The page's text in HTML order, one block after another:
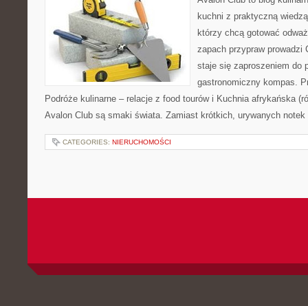
kuchni z praktyczną
którzy chcą gotować
zapach przypraw prowadzi
staje się zaproszeniem do
gastronomiczny kompas.
Podróże kulinarne – relacje z food tourów i Kuchnia afrykańska
Avalon Club są smaki świata. Zamiast krótkich, urywanych
CATEGORIES: NIERUCHOMOŚCI